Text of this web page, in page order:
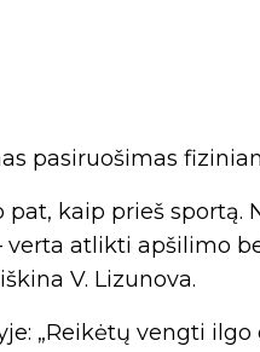
pasiruošimas
kaip prieš sportą.
atlikti apšilimo
V. Lizunova.
„Reikėtų vengti ilgo